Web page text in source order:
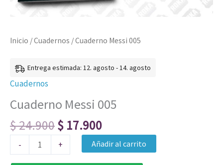
Inicio /Cuadernos / Cuaderno Messi 005
Entrega estimada: 12. agosto - 14. agosto
Cuadernos
Cuaderno Messi 005
$24.900$ 17.900
- + Añadir al carrito